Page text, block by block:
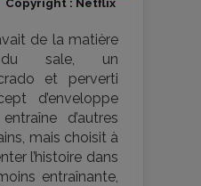
de la matière
sale, un
et perverti
d’enveloppe
d’autres
mais choisit à
l’histoire dans
entraînante,